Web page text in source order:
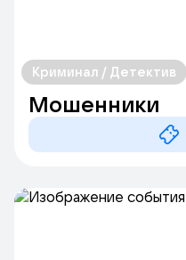
Криминал / Детектив
Мошенники